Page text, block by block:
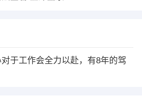
于工作会全力以赴，有8年的驾